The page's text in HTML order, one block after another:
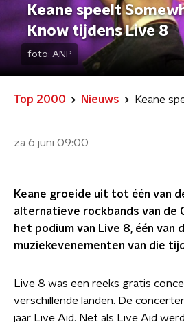
Keane speelt
Know tijdens Live 8
foto: ANP
Top 2000 Nieuws
za 6 juni 09:00
Keane groeide uit tot één van
alternatieve rockbands van de
het podium van Live 8, één van
muziekevenementen van die
Live 8 was een reeks gratis
verschillende landen. De
jaar Live Aid. Net als Live Aid